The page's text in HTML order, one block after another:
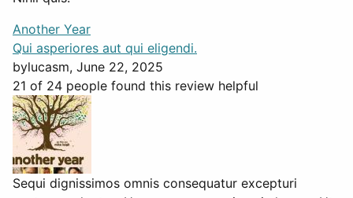
Another Year
Qui asperiores aut qui eligendi.
bylucasm, June 22, 2025
21 of 24 people found this review helpful
Sequi dignissimos omnis consequatur excepturi